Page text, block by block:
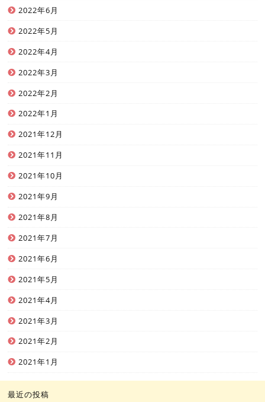
2022年6月
2022年5月
2022年4月
2022年3月
2022年2月
2022年1月
2021年12月
2021年11月
2021年10月
2021年9月
2021年8月
2021年7月
2021年6月
2021年5月
2021年4月
2021年3月
2021年2月
2021年1月
最近の投稿